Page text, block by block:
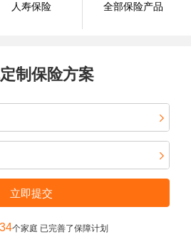
人寿保险 全部保险产品
制保险方案
立即提交
个家庭 已完善了保障计划